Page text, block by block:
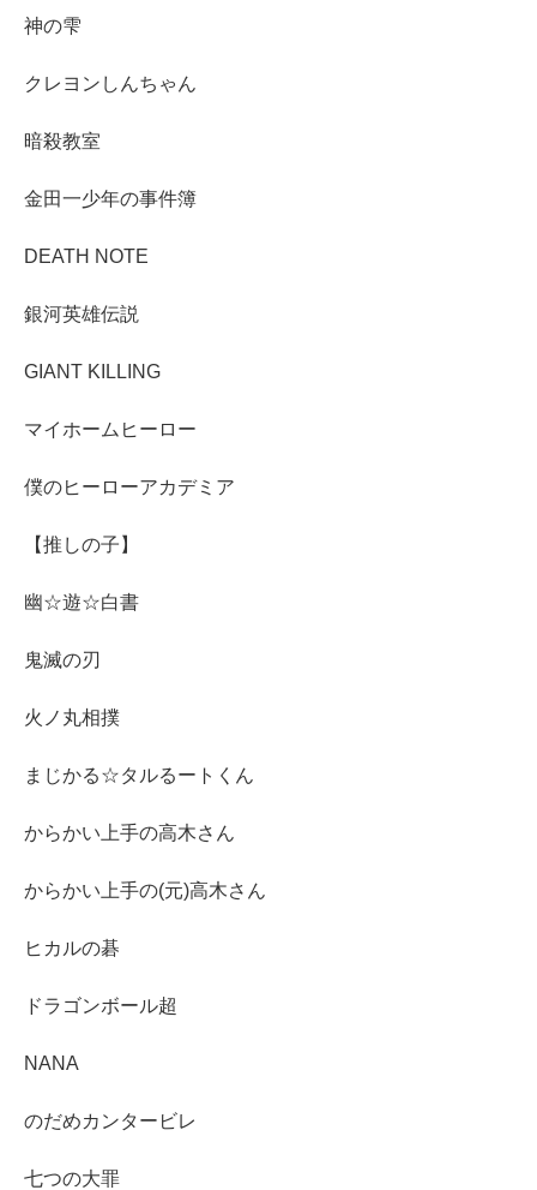
神の雫
クレヨンしんちゃん
暗殺教室
金田一少年の事件簿
DEATH NOTE
銀河英雄伝説
GIANT KILLING
マイホームヒーロー
僕のヒーローアカデミア
【推しの子】
幽☆遊☆白書
鬼滅の刃
火ノ丸相撲
まじかる☆タルるートくん
からかい上手の高木さん
からかい上手の(元)高木さん
ヒカルの碁
ドラゴンボール超
NANA
のだめカンタービレ
七つの大罪